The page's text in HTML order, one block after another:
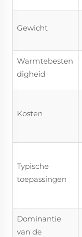
Gewicht
Warmtebesten
digheid
Kosten
Typische
toepassingen
Dominantie
van de